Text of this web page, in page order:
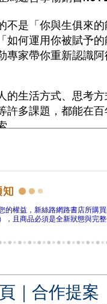
的權益，新絲路網路書店所購
，且商品必須是全新狀態與完
｜ 合作提案